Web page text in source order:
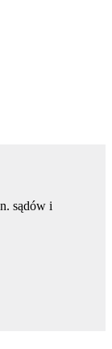
sądów i